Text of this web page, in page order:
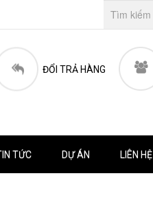
ĐỔI TRẢ HÀNG
TỨC DỰ ÁN LIÊN HỆ